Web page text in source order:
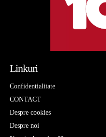
Linkuri
Confidentialitate
CONTACT
Despre cookies
Despre noi